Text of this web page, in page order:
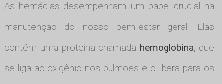
As hemácias desempenham um papel crucial na
manutenção do nosso bem-estar geral. Elas
contêm uma proteína chamada hemoglobina, que
se liga ao oxigênio nos pulmões e o libera para os